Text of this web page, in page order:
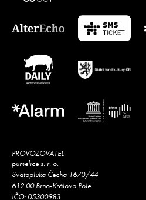
PROVOZOVATEL
pumelice s. r. o.
Svatopluka Čecha 1670/44
612 00 Brno-Královo Pole
IČO: 05300983